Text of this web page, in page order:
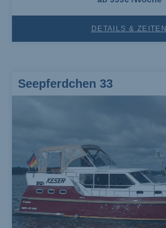
DETAILS & ZEITEN
Seepferdchen 33